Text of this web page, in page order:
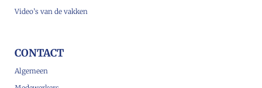
Video’s van de vakken
CONTACT
Algemeen